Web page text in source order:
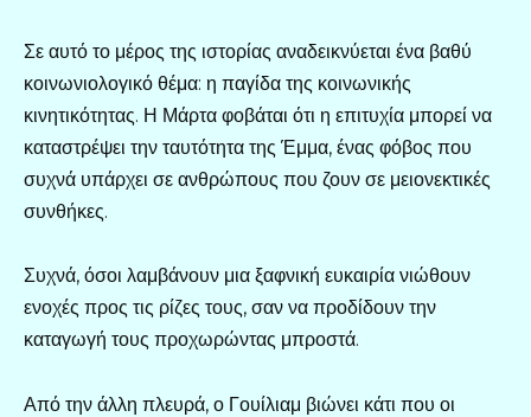
Σε αυτό το μέρος της ιστορίας αναδεικνύεται ένα βαθύ
κοινωνιολογικό θέμα: η παγίδα της κοινωνικής
κινητικότητας. Η Μάρτα φοβάται ότι η επιτυχία μπορεί να
καταστρέψει την ταυτότητα της Έμμα, ένας φόβος που
συχνά υπάρχει σε ανθρώπους που ζουν σε μειονεκτικές
συνθήκες.
Συχνά, όσοι λαμβάνουν μια ξαφνική ευκαιρία νιώθουν
ενοχές προς τις ρίζες τους, σαν να προδίδουν την
καταγωγή τους προχωρώντας μπροστά.
Από την άλλη πλευρά, ο Γουίλιαμ βιώνει κάτι που οι